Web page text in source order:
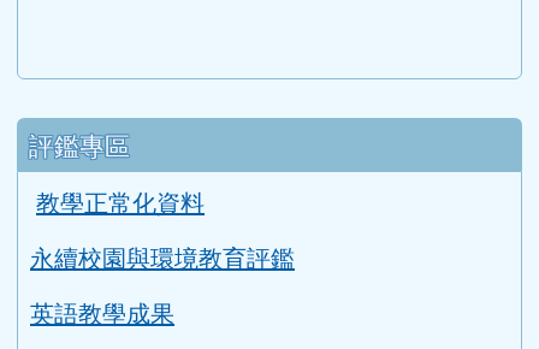
評鑑專區
教學正常化資料
永續校園與環境教育評鑑
英語教學成果